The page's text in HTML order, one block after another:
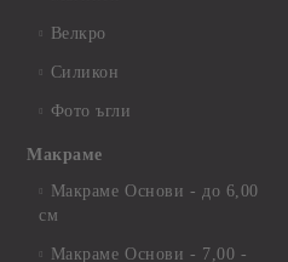
Велкро
Силикон
Фото ъгли
Макраме
Макраме Основи - до 6,00
см
Макраме Основи - 7,00 -